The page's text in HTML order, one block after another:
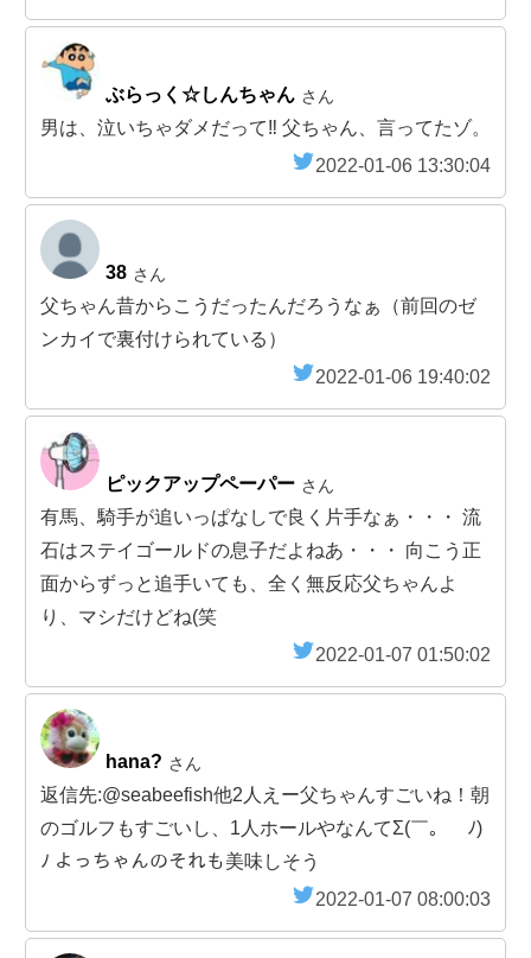
ぶらっく☆しんちゃん さん
男は、泣いちゃダメだって‼ 父ちゃん、言ってたゾ。
2022-01-06 13:30:04
38 さん
父ちゃん昔からこうだったんだろうなぁ（前回のゼ
ンカイで裏付けられている）
2022-01-06 19:40:02
ピックアップペーパー さん
有馬、騎手が追いっぱなしで良く片手なぁ・・・ 流
石はステイゴールドの息子だよねあ・・・ 向こう正
面からずっと追手いても、全く無反応父ちゃんよ
り、マシだけどね(笑
2022-01-07 01:50:02
hana? さん
返信先:@seabeefish他2人えー父ちゃんすごいね！朝
のゴルフもすごいし、1人ホールやなんてΣ(￣。￣ﾉ)
ﾉ よっちゃんのそれも美味しそう
2022-01-07 08:00:03